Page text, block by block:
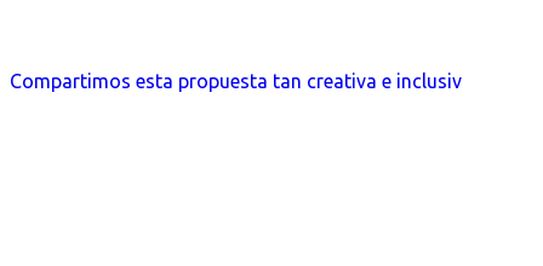
Compartimos esta propuesta tan creativa e inclusiv